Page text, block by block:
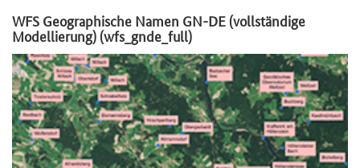
WFS Geographische Namen GN-DE (vollständige
Modellierung) (wfs_gnde_full)